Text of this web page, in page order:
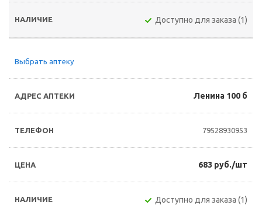
Доступно для заказа (1)
Выбрать аптеку
Ленина 100 б
79528930953
683 руб./шт
Доступно для заказа (1)